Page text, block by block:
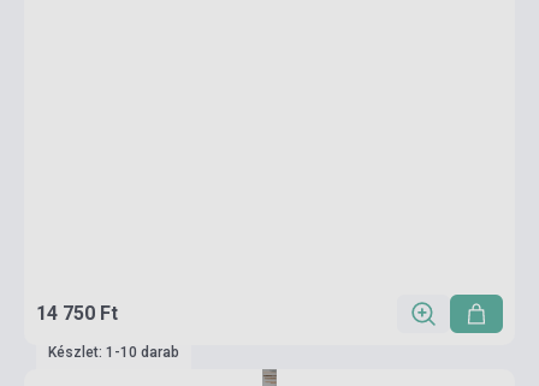
14 750 Ft
Készlet: 1-10 darab